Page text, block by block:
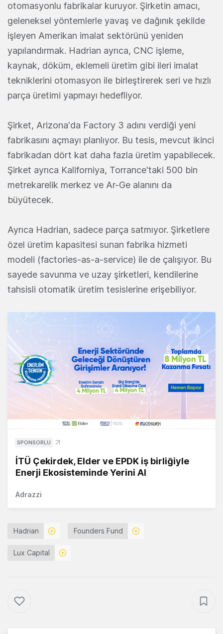
otomasyonlu fabrikalar kuruyor. Şirketin amacı,
geleneksel yöntemlerle yavaş ve dağınık şekilde
işleyen Amerikan imalat sektörünü yeniden
yapılandırmak. Hadrian ayrıca, CNC işleme,
kaynak, döküm, eklemeli üretim gibi ileri imalat
tekniklerini otomasyon ile birleştirerek seri ve hızlı
parça üretimi yapmayı hedefliyor.
Şirket, Arizona'da Factory 3 adını verdiği yeni
fabrikasını açmayı planlıyor. Bu tesis, mevcut ikinci
fabrikadan dört kat daha fazla üretim yapabilecek.
Şirket ayrıca Kaliforniya, Torrance'taki 500 bin
metrekarelik merkez ve Ar-Ge alanını da
büyütecek.
Ayrıca Hadrian, sadece parça satmıyor. Şirketlere
özel üretim kapasitesi sunan fabrika hizmeti
modeli (factories-as-a-service) ile de çalışıyor. Bu
sayede savunma ve uzay şirketleri, kendilerine
tahsisli otomatik üretim tesislerine erişebiliyor.
SPONSORLU
İTÜ Çekirdek, Elder ve EPDK iş birliğiyle
Enerji Ekosisteminde Yerini Al
Adrazzi
Hadrian Founders Fund
Lux Capital